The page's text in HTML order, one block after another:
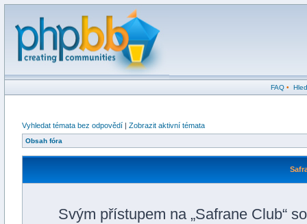
FAQ•
Vyhledat témata bez odpovědí | Zobrazit aktivní témata
Obsah fóra
Svým přístupem na „Safrane Club“